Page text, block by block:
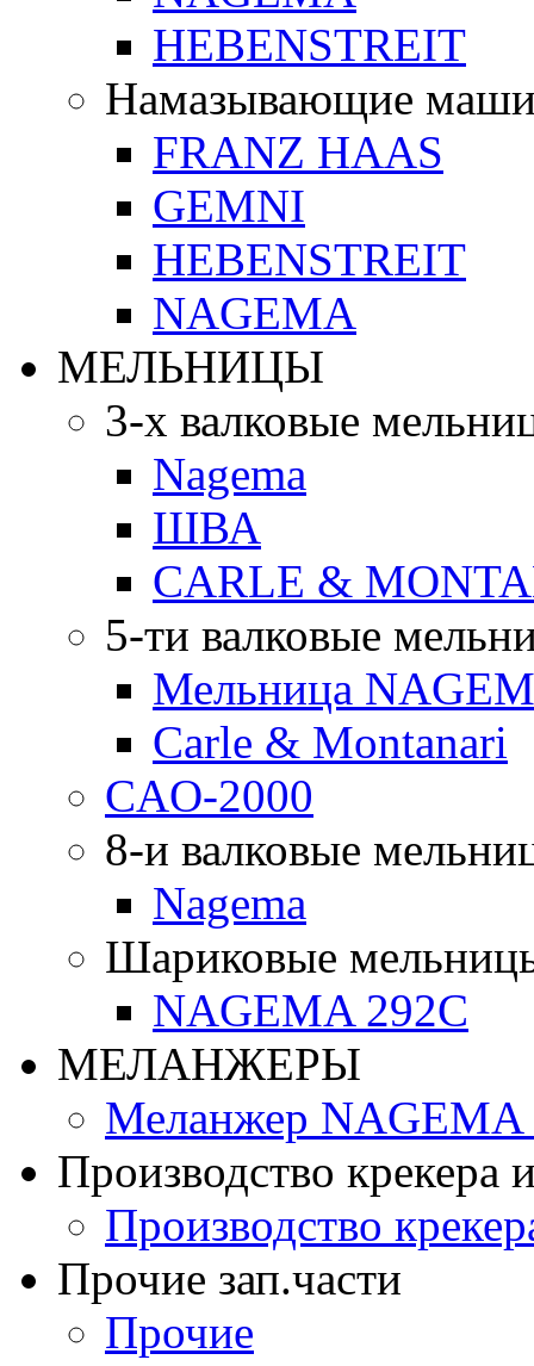
HEBENSTREIT
Намазывающие
FRANZ HAAS
GEMNI
HEBENSTREIT
NAGEMA
МЕЛЬНИЦЫ
3-х валковые
Nagema
ШВА
CARLE &
5-ти валковые
Мельница
Carle & Montanari
CAO-2000
8-и валковые
Nagema
Шариковые
NAGEMA 292C
МЕЛАНЖЕРЫ
Меланжер NAGEMA
Производство крекера
Производство
Прочие зап.части
Прочие